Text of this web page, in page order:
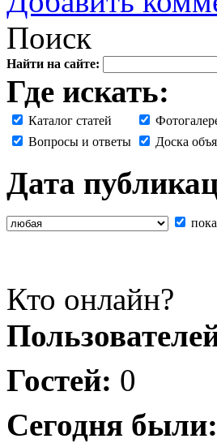
Поиск
Найти на сайте:
Где искать:
Каталог статей
Вопросы и ответы
Доска
Дата
Кто онлайн?
Гостей: 0
Сегодня были: